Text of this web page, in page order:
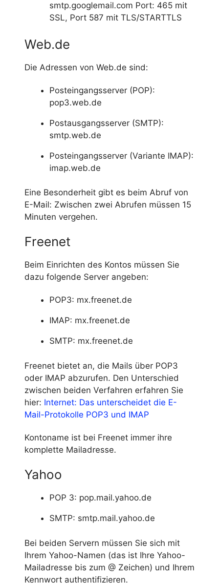
smtp.googlemail.com Port: 465 mit
SSL, Port 587 mit TLS/STARTTLS
Web.de
Die Adressen von Web.de sind:
Posteingangsserver (POP):
pop3.web.de
Postausgangsserver (SMTP):
smtp.web.de
Posteingangsserver (Variante IMAP):
imap.web.de
Eine Besonderheit gibt es beim Abruf von
E-Mail: Zwischen zwei Abrufen müssen 15
Minuten vergehen.
Freenet
Beim Einrichten des Kontos müssen Sie
dazu folgende Server angeben:
POP3: mx.freenet.de
IMAP: mx.freenet.de
SMTP: mx.freenet.de
Freenet bietet an, die Mails über POP3
oder IMAP abzurufen. Den Unterschied
zwischen beiden Verfahren erfahren Sie
hier: Internet: Das unterscheidet die E-
Mail-Protokolle POP3 und IMAP
Kontoname ist bei Freenet immer ihre
komplette Mailadresse.
Yahoo
POP 3: pop.mail.yahoo.de
SMTP: smtp.mail.yahoo.de
Bei beiden Servern müssen Sie sich mit
Ihrem Yahoo-Namen (das ist Ihre Yahoo-
Mailadresse bis zum @ Zeichen) und Ihrem
Kennwort authentifizieren.